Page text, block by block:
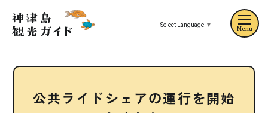
Select Language ▼
公共ライドシェアの運行を開始
Menu